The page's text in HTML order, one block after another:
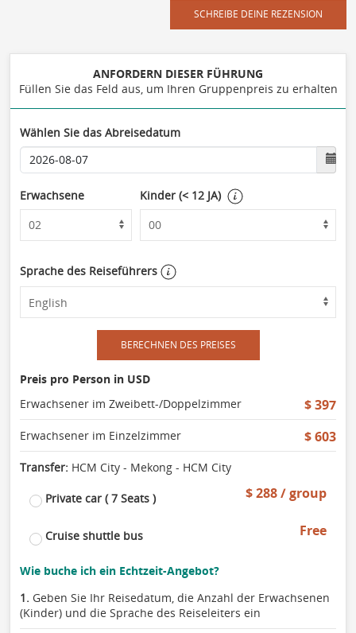
SCHREIBE DEINE REZENSION
ANFORDERN DIESER FÜHRUNG
Füllen Sie das Feld aus, um Ihren Gruppenpreis zu erhalten
Wählen Sie das Abreisedatum
Erwachsene Kinder (< 12 JA)
Sprache des Reiseführers
BERECHNEN DES PREISES
Preis pro Person in USD
Erwachsener im Zweibett-/Doppelzimmer
$ 397
Erwachsener im Einzelzimmer $ 603
Transfer: HCM City - Mekong - HCM City
Private car ( 7 Seats ) $ 288 / group
Cruise shuttle bus Free
Wie buche ich ein Echtzeit-Angebot?
1. Geben Sie Ihr Reisedatum, die Anzahl der Erwachsenen
(Kinder) und die Sprache des Reiseleiters ein